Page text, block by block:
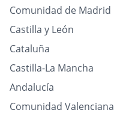
Comunidad de Madrid
Castilla y León
Cataluña
Castilla-La Mancha
Andalucía
Comunidad Valenciana